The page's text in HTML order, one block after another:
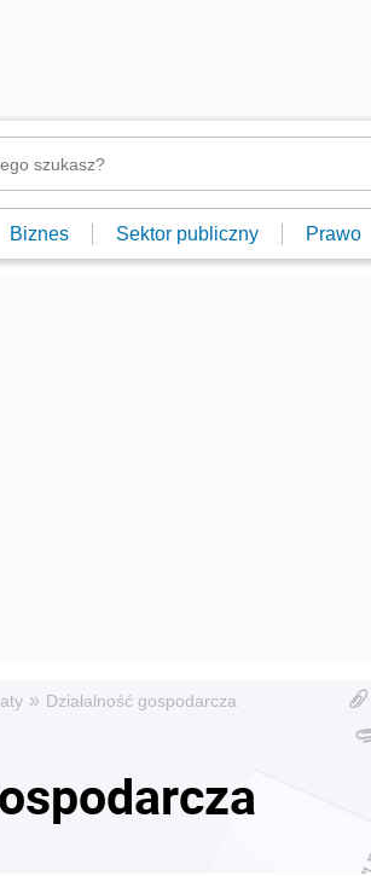
Biznes Sektor publiczny Prawo
» Działalność gospodarcza